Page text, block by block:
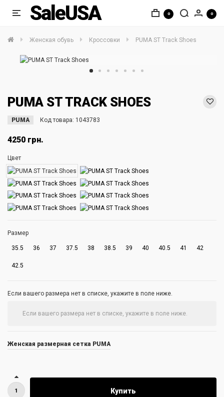
SaleUSA 0 0
Женская обувь Кроссовки PUMA ST Track Shoes
PUMA ST TRACK SHOES
PUMA Код товара: 1043783
4250 грн.
Цвет
Размер
35.5 36 37 37.5 38 38.5 39 40 40.5 41 42
42.5
Если вашего размера нет в списке, укажите в поле ниже.
Женская размерная сетка PUMA
Купить